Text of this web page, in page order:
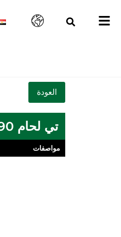
تي لحام 90°
مواصفات